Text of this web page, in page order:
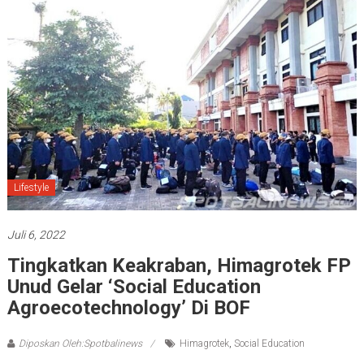
Lifestyle
Juli 6, 2022
Tingkatkan Keakraban, Himagrotek FP
Unud Gelar ‘Social Education
Agroecotechnology’ Di BOF
Diposkan Oleh:Spotbalinews Himagrotek, Social Education